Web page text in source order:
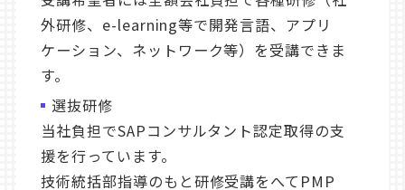
外研修、e-learning等で開発言語、アプリ
ケーション、ネットワーク等）を受講できま
す。
選抜研修
当社負担でSAPコンサルタント認定取得の支
援を行っています。
技術統括部指導のもと研修受講をへてPMP